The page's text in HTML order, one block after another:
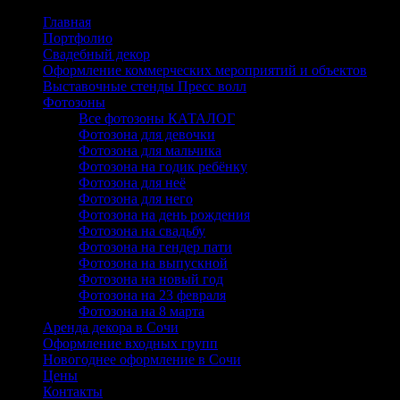
Главная
Портфолио
Свадебный декор
Оформление коммерческих мероприятий и объектов
Выставочные стенды Пресс волл
Фотозоны
Все фотозоны КАТАЛОГ
Фотозона для девочки
Фотозона для мальчика
Фотозона на годик ребёнку
Фотозона для неё
Фотозона для него
Фотозона на день рождения
Фотозона на свадьбу
Фотозона на гендер пати
Фотозона на выпускной
Фотозона на новый год
Фотозона на 23 февраля
Фотозона на 8 марта
Аренда декора в Сочи
Оформление входных групп
Новогоднее оформление в Сочи
Цены
Контакты